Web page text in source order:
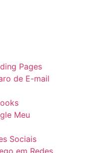
Pages
de E-mail
Meu
Sociais
em Redes